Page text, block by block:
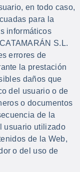
en todo caso,
para la
informáticos
S.L.
errores de
la prestación
daños que
del usuario o de
o documentos
de la
usuario utilizado
de la Web,
o del uso de